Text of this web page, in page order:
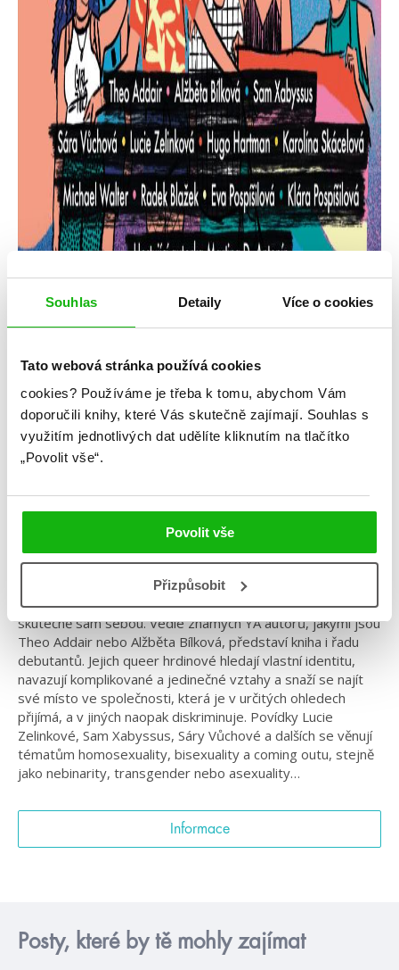
Souhlas Detaily Více o cookies
Tato webová stránka používá cookies
cookies? Používáme je třeba k tomu, abychom Vám
doporučili knihy, které Vás skutečně zajímají. Souhlas s
využitím jednotlivých dat udělíte kliknutím na tlačítko
„Povolit vše“.
Povolit vše
Přizpůsobit
Kategorie: young adult
Všechny barvy duhy
#českáobálka #češtíautoři #LGBTQ
#povídky
Jedenáct českých autorů, jedenáct young adult povídek o
odvaze, přátelství, prvních láskách i síle a odhodlání být
skutečně sám sebou. Vedle známých YA autorů, jakými jsou
Theo Addair nebo Alžběta Bílková, představí kniha i řadu
debutantů. Jejich queer hrdinové hledají vlastní identitu,
navazují komplikované a jedinečné vztahy a snaží se najít
své místo ve společnosti, která je v určitých ohledech
přijímá, a v jiných naopak diskriminuje. Povídky Lucie
Zelinkové, Sam Xabyssus, Sáry Vůchové a dalších se věnují
tématům homosexuality, bisexuality a coming outu, stejně
jako nebinarity, transgender nebo asexuality…
Informace
Posty, které by tě mohly zajímat